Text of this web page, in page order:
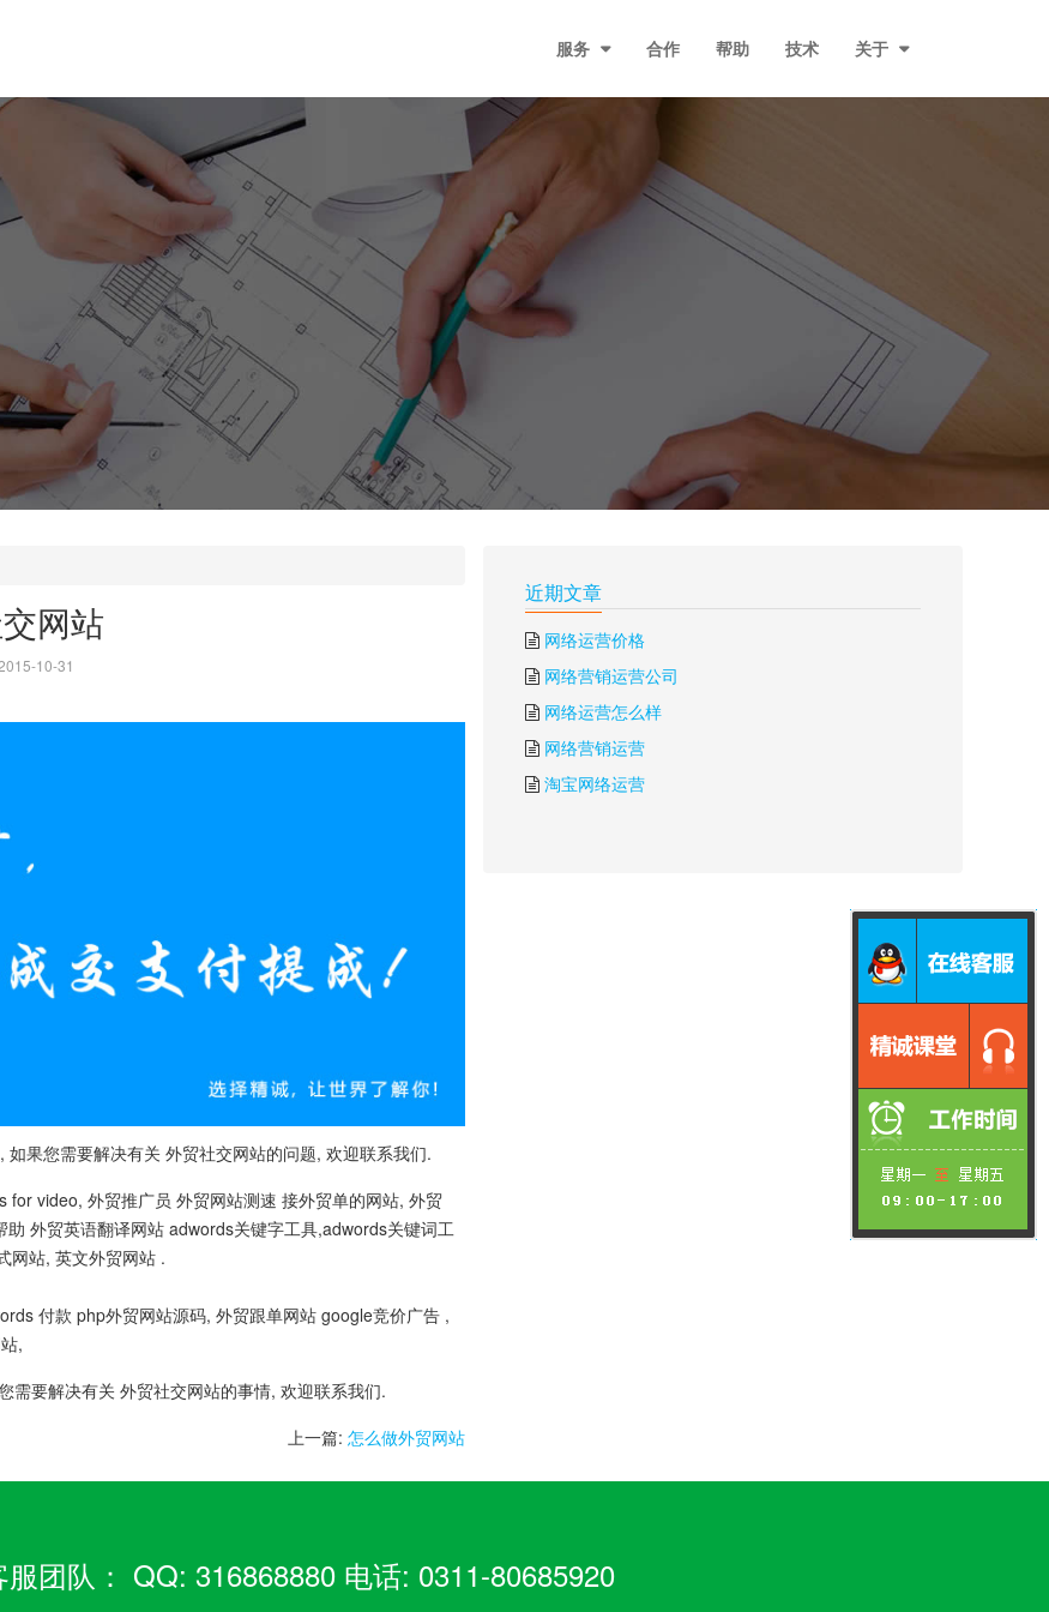
服务 合作 帮助 技术 关于
网站
10-31
果您需要解决有关 外贸社交网站的问题, 欢迎联系我们.
video, 外贸推广员 外贸网站测速 接外贸单的网站, 外贸
外贸英语翻译网站 adwords关键字工具,adwords关键词工
网站, 英文外贸网站 .
付款 php外贸网站源码, 外贸跟单网站 google竞价广告 ,
,
需要解决有关 外贸社交网站的事情, 欢迎联系我们.
上一篇: 怎么做外贸网站
近期文章
网络运营价格
网络营销运营公司
网络运营怎么样
网络营销运营
淘宝网络运营
团队： QQ: 316868880 电话: 0311-80685920